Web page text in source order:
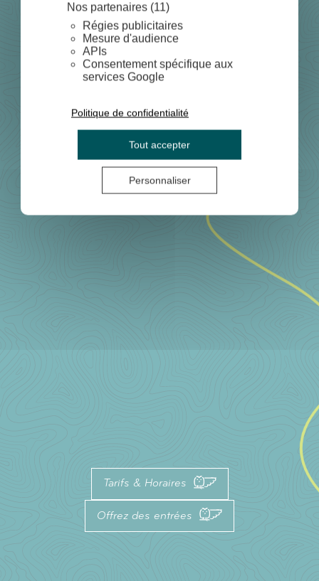
Nos partenaires (11)
Régies publicitaires
Mesure d'audience
APIs
Consentement spécifique aux
services Google
Tout accepter
Personnaliser
Politique de confidentialité
Une aventure singulière
La genèse du projet
L’enfance de l’art
Sept cailloux dans un jardin
Les artistes
Le fief des chevaliers
Tarifs & Horaires
Offrez des entrées